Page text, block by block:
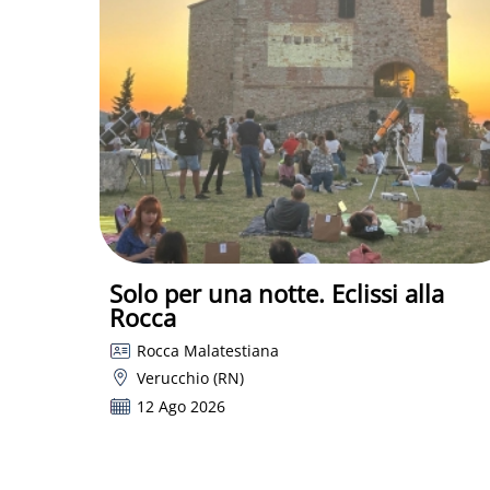
Solo per una notte. Eclissi alla
Rocca
Rocca Malatestiana
Verucchio (RN)
12 Ago 2026